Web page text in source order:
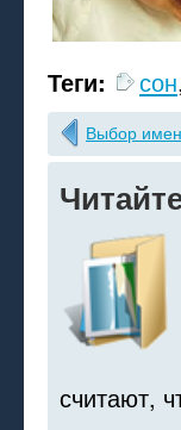
Теги: сон,
Выбор
считают,